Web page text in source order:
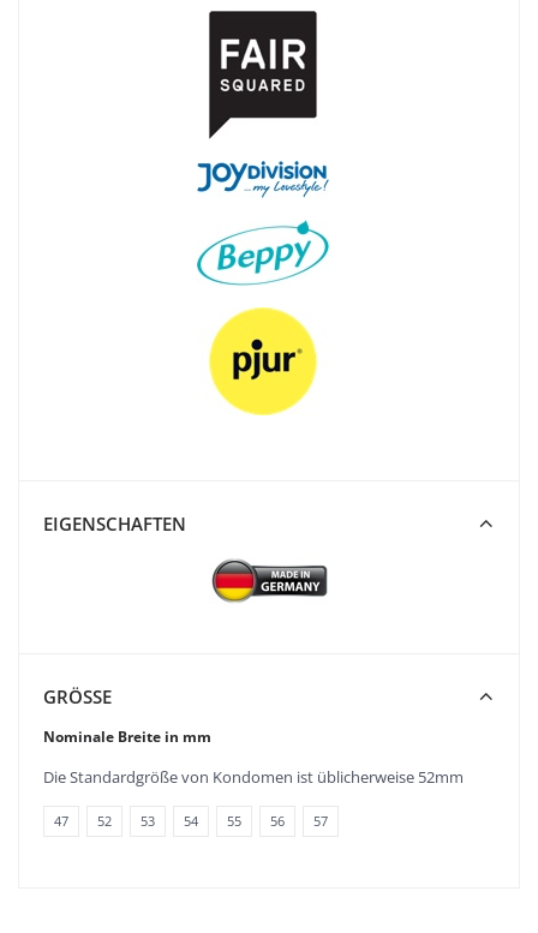
EIGENSCHAFTEN
GRÖSSE
Nominale Breite in mm
Die Standardgröße von Kondomen ist üblicherweise 52mm
47 52 53 54 55 56 57